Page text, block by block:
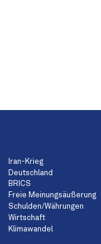
Iran-Krieg
Deutschland
BRICS
Freie Meinungsäußerung
Schulden/Währungen
Wirtschaft
Klimawandel